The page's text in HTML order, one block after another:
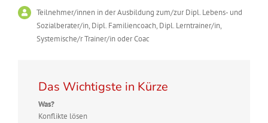
Teilnehmer/innen in der Ausbildung zum/zur Dipl. Lebens- und
Sozialberater/in, Dipl. Familiencoach, Dipl. Lerntrainer/in,
Systemische/r Trainer/in oder Coac
Das Wichtigste in Kürze
Was?
Konflikte lösen